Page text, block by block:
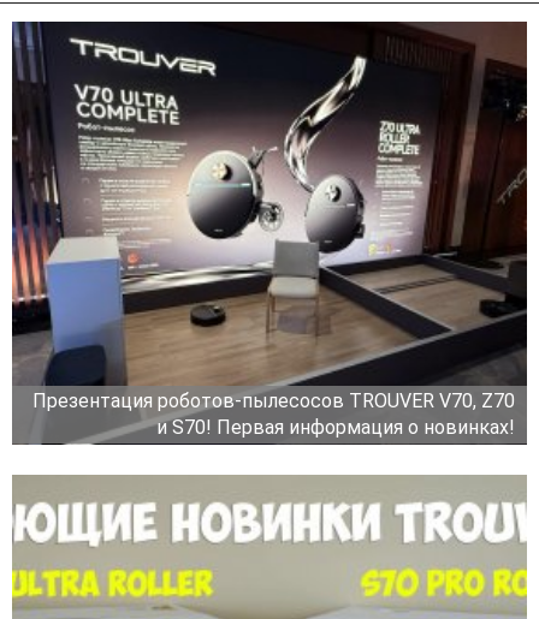
Презентация роботов-пылесосов TROUVER V70, Z70
и S70! Первая информация о новинках!